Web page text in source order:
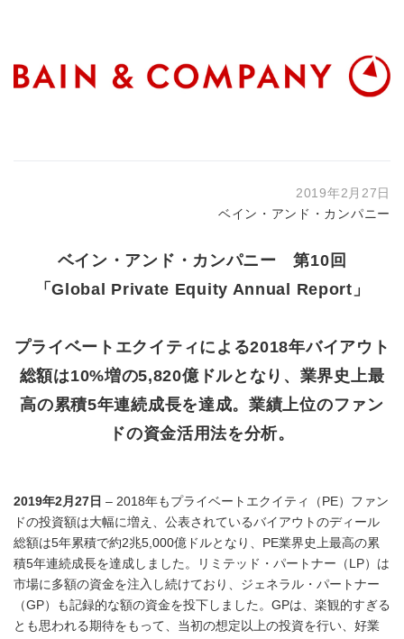
2019年2月27日
ベイン・アンド・カンパニー
ベイン・アンド・カンパニー 第10回
「Global Private Equity Annual Report」
プライベートエクイティによる2018年バイアウト
総額は10%増の5,820億ドルとなり、業界史上最
高の累積5年連続成長を達成。業績上位のファン
ドの資金活用法を分析。
2019年2月27日 – 2018年もプライベートエクイティ（PE）ファン
ドの投資額は大幅に増え、公表されているバイアウトのディール
総額は5年累積で約2兆5,000億ドルとなり、PE業界史上最高の累
積5年連続成長を達成しました。リミテッド・パートナー（LP）は
市場に多額の資金を注入し続けており、ジェネラル・パートナー
（GP）も記録的な額の資金を投下しました。GPは、楽観的すぎる
とも思われる期待をもって、当初の想定以上の投資を行い、好業